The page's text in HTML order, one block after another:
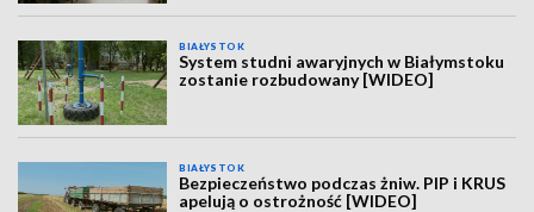
BIAŁYSTOK
System studni awaryjnych w Białymstoku
zostanie rozbudowany [WIDEO]
BIAŁYSTOK
Bezpieczeństwo podczas żniw. PIP i KRUS
apelują o ostrożność [WIDEO]